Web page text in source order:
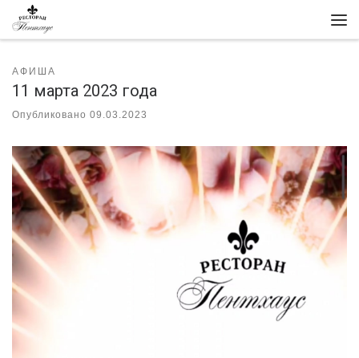
Перейти к содержимому
АФИША
11 марта 2023 года
Опубликовано 09.03.2023